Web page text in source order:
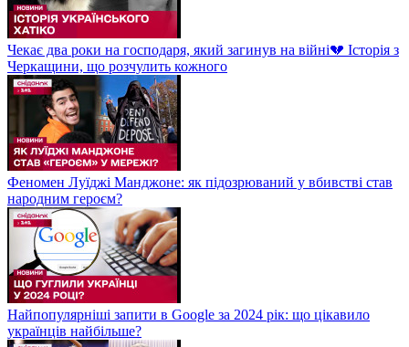
Чекає два роки на господаря, який загинув на війні💔 Історія з
Черкащини, що розчулить кожного
Феномен Луїджі Манджоне: як підозрюваний у вбивстві став
народним героєм?
Найпопулярніші запити в Google за 2024 рік: що цікавило
українців найбільше?